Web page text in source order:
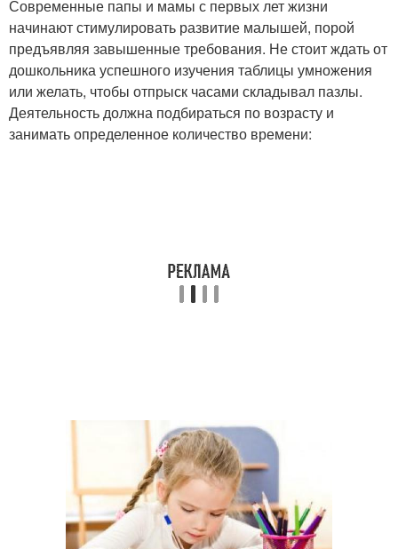
Современные папы и мамы с первых лет жизни
начинают стимулировать развитие малышей, порой
предъявляя завышенные требования. Не стоит ждать от
дошкольника успешного изучения таблицы умножения
или желать, чтобы отпрыск часами складывал пазлы.
Деятельность должна подбираться по возрасту и
занимать определенное количество времени: